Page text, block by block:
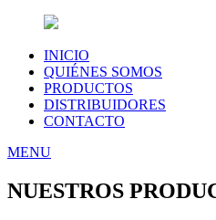
INICIO
QUIÉNES SOMOS
PRODUCTOS
DISTRIBUIDORES
CONTACTO
MENU
NUESTROS